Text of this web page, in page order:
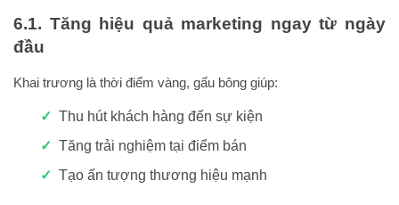
6.1. Tăng hiệu quả marketing ngay từ ngày
đầu
Khai trương là thời điểm vàng, gấu bông giúp:
Thu hút khách hàng đến sự kiện
Tăng trải nghiệm tại điểm bán
Tạo ấn tượng thương hiệu mạnh